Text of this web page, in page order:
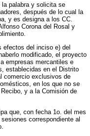
palabra y solicita se
después de lo cual la
y es designa a los CC.
Corona del Rosal y
efectos del inciso e) del
modificado, el proyecto
empresas mercantiles e
establecidas en el Distrito
comercio exclusivos de
en los que no se
y a la Comisión de
que, con fecha 1o. del mes
correspondiente al